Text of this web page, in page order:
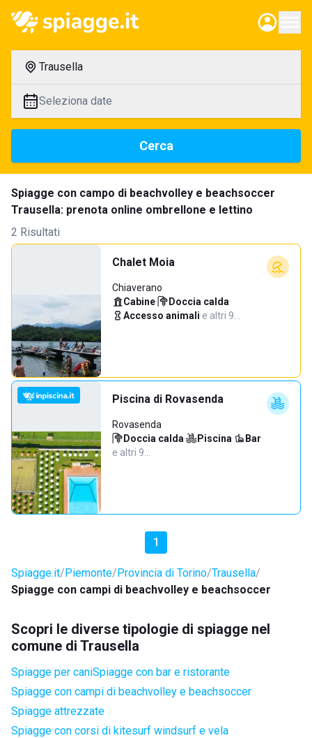
Trausella
Seleziona date
Cerca
Spiagge con campo di beachvolley e beachsoccer
Trausella: prenota online ombrellone e lettino
2 Risultati
Chalet Moia
Chiaverano
Cabine· Doccia calda·
Accesso animali·e altri 9…
Piscina di Rovasenda
Rovasenda
Doccia calda· Piscina· Bar·
e altri 9…
1
Spiagge.it Piemonte Provincia di Torino Trausella
Spiagge con campi di beachvolley e beachsoccer
Scopri le diverse tipologie di spiagge nel
comune di Trausella
Spiagge per caniSpiagge con bar e ristorante
Spiagge con campi di beachvolley e beachsoccer
Spiagge attrezzate
Spiagge con corsi di kitesurf windsurf e vela